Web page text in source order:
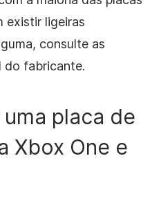
existir ligeiras
consulte as
do fabricante.
placa de
Xbox One e